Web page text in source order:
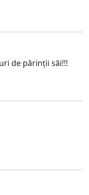
de părinții săi!!!